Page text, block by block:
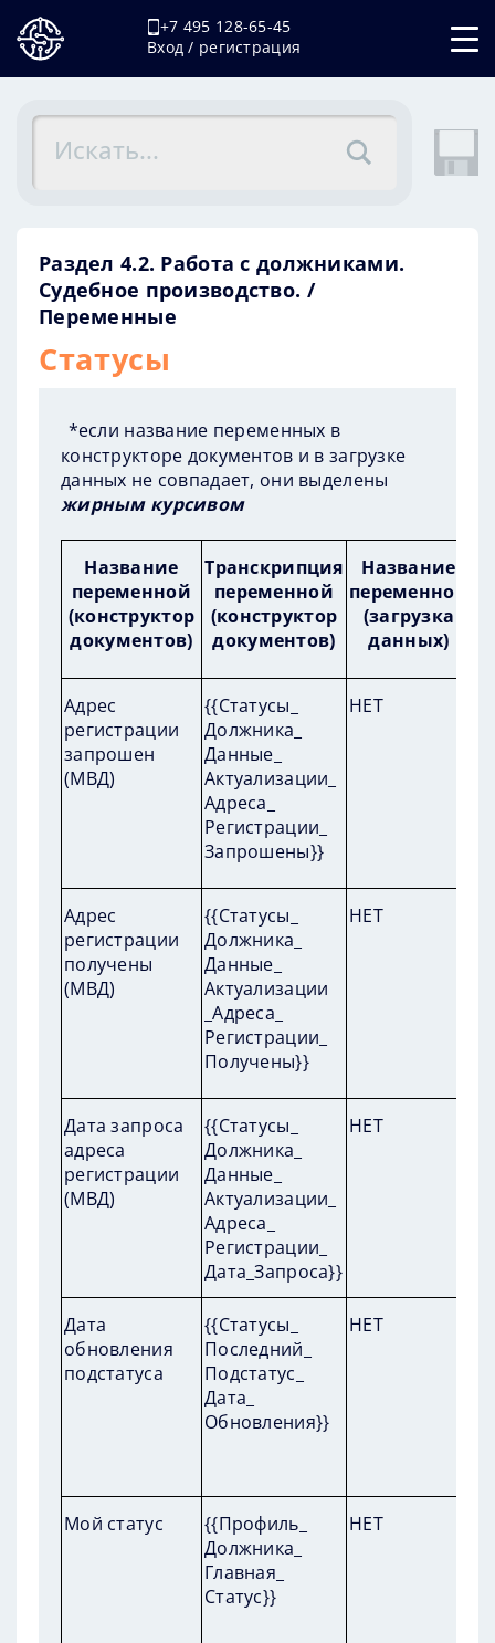
+7 495 128-65-45
Вход / регистрация
Раздел 4.2. Работа с должниками.
Судебное производство.
Переменные
Статусы
*если название переменных в
конструкторе документов и в загрузке
данных не совпадает, они выделены
жирным курсивом
Название
переменной
(конструктор
документов)
Транскрипция
переменной
(конструктор
документов)
Название
переменной
(загрузка
данных)
Адрес
регистрации
запрошен
(МВД)
{{Статусы_
Должника_
Данные_
Актуализации_
Адреса_
Регистрации_
Запрошены}}
НЕТ
Адрес
регистрации
получены
(МВД)
{{Статусы_
Должника_
Данные_
Актуализации
_Адреса_
Регистрации_
Получены}}
НЕТ
Дата запроса
адреса
регистрации
(МВД)
{{Статусы_
Должника_
Данные_
Актуализации_
Адреса_
Регистрации_
Дата_Запроса}}
НЕТ
Дата
обновления
подстатуса
{{Статусы_
Последний_
Подстатус_
Дата_
Обновления}}
НЕТ
Мой статус
{{Профиль_
Должника_
Главная_
Статус}}
НЕТ